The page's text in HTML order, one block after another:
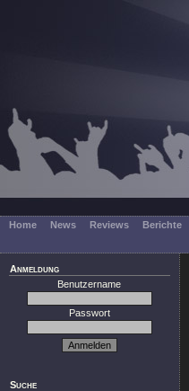
Home News Reviews Berichte
Anmeldung
Benutzername
Passwort
Suche